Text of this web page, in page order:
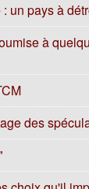
un pays à
à
des